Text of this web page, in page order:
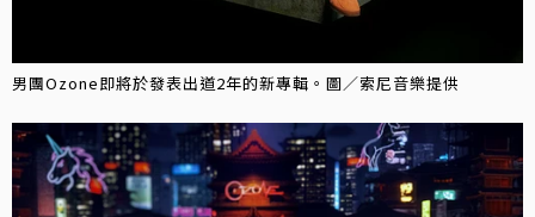
男團Ozone即將於發表出道2年的新專輯。圖／索尼音樂提供